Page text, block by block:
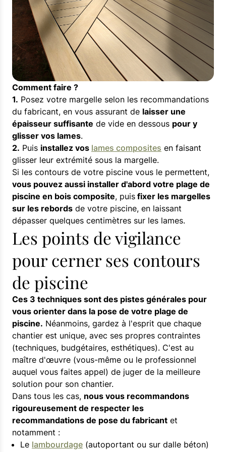
Comment faire ?
1. Posez votre margelle selon les recommandations
du fabricant, en vous assurant de laisser une
épaisseur suffisante de vide en dessous pour y
glisser vos lames.
2. Puis installez vos lames composites en faisant
glisser leur extrémité sous la margelle.
Si les contours de votre piscine vous le permettent,
vous pouvez aussi installer d'abord votre plage de
piscine en bois composite, puis fixer les margelles
sur les rebords de votre piscine, en laissant
dépasser quelques centimètres sur les lames.
Les points de vigilance
pour cerner ses contours
de piscine
Ces 3 techniques sont des pistes générales pour
vous orienter dans la pose de votre plage de
piscine. Néanmoins, gardez à l'esprit que chaque
chantier est unique, avec ses propres contraintes
(techniques, budgétaires, esthétiques). C'est au
maître d'œuvre (vous-même ou le professionnel
auquel vous faites appel) de juger de la meilleure
solution pour son chantier.
Dans tous les cas, nous vous recommandons
rigoureusement de respecter les
recommandations de pose du fabricant et
notamment :
Le lambourdage (autoportant ou sur dalle béton)